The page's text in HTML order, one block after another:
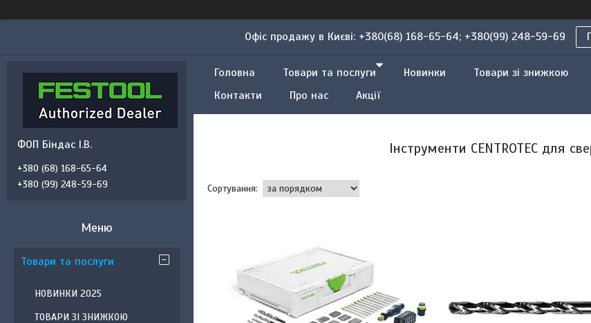
Офіс продажу в Києві: +380(68) 168-65-64; +380(99) 248-59-69
Головна Товари та послуги Новинки Товари зі знижкою
Контакти
Про нас Акції
Інструменти CENTROTEC для
ФОП Біндас І.В.
+380 (68) 168-65-64
+380 (99) 248-59-69
Товари та послуги
НОВИНКИ 2025
ТОВАРИ ЗІ ЗНИЖКОЮ